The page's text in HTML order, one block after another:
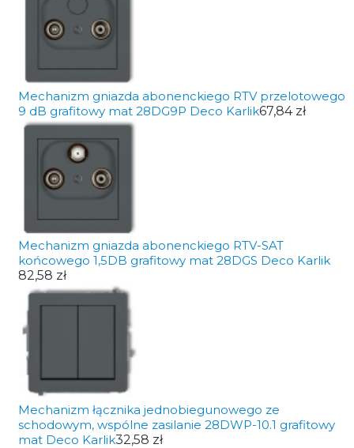
Mechanizm gniazda abonenckiego RTV przelotowego
9 dB grafitowy mat 28DG9P Deco Karlik67,84 zł
Mechanizm gniazda abonenckiego RTV-SAT
końcowego 1,5DB grafitowy mat 28DGS Deco Karlik
82,58 zł
Mechanizm łącznika jednobiegunowego ze
schodowym, wspólne zasilanie 28DWP-10.1 grafitowy
mat Deco Karlik32,58 zł